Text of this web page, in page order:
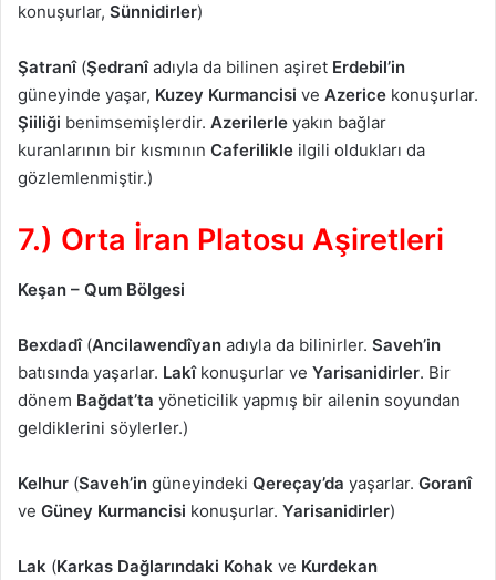
konuşurlar, Sünnidirler)
Şatranî (Şedranîadıyla da bilinen aşiret Erdebil’in
güneyinde yaşar, Kuzey Kurmancisi ve Azerice konuşurlar.
Şiiliği benimsemişlerdir. Azerilerle yakın bağlar
kuranlarının bir kısmının Caferilikle ilgili oldukları da
gözlemlenmiştir.)
7.) Orta İran Platosu Aşiretleri
Keşan – Qum Bölgesi
Bexdadî (Ancilawendîyan adıyla da bilinirler. Saveh’in
batısında yaşarlar. Lakî konuşurlar ve Yarisanidirler. Bir
dönem Bağdat’ta yöneticilik yapmış bir ailenin soyundan
geldiklerini söylerler.)
Kelhur (Saveh’in güneyindeki Qereçay’da yaşarlar. Goranî
ve Güney Kurmancisi konuşurlar. Yarisanidirler)
Lak (Karkas Dağlarındaki Kohak ve Kurdekan